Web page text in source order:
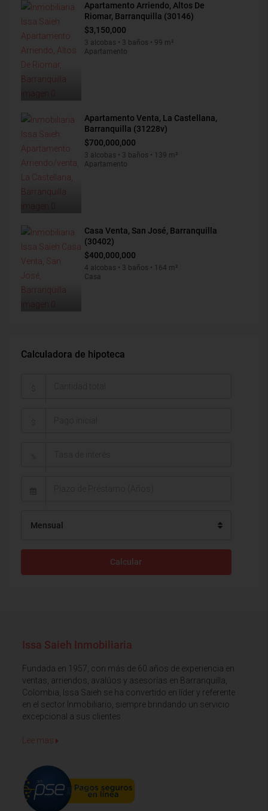
Apartamento Arriendo, Altos De
Riomar, Barranquilla (30146)
$3,150,000
3 alcobas • 3 baños • 99 m²
Apartamento
Apartamento Venta, La Castellana,
Barranquilla (31228v)
$700,000,000
3 alcobas • 3 baños • 139 m²
Apartamento
Casa Venta, San José, Barranquilla
(30402)
$400,000,000
4 alcobas • 3 baños • 164 m²
Casa
Calculadora de hipoteca
Mensual
Calcular
Issa Saieh Inmobiliaria
Fundada en 1957, con más de 60 años de experiencia en
ventas, arriendos, avalúos y asesorías en Barranquilla,
Colombia, Issa Saieh se ha convertido en líder y referente
en el sector Inmobiliario, siempre brindando un servicio
excepcional a sus clientes
Lee mas